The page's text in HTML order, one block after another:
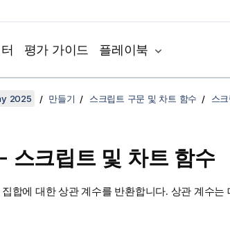
평가 가이드 플레이북
2025 만들기 스크립트 구문 및 차트 함수
스
- 스크립트 및 차트 함수
합에 대한 상관 계수를 반환합니다. 상관 계수는